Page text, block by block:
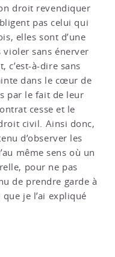
droit revendiquer
pas celui qui
elles sont d’une
violer sans énerver
c’est-à-dire sans
dans le cœur de
par le fait de leur
cesse et le
civil. Ainsi donc,
d’observer les
même sens où un
pour ne pas
de prendre garde à
je l’ai expliqué